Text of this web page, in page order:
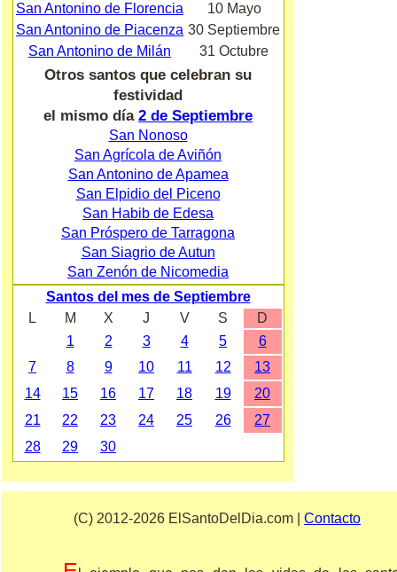
San Antonino de Florencia
10 Mayo
San Antonino de Piacenza 30 Septiembre
San Antonino de Milán
31 Octubre
Otros santos que celebran su
festividad
el mismo día 2 de Septiembre
San Nonoso
San Agrícola de Aviñón
San Antonino de Apamea
San Elpidio del Piceno
San Habib de Edesa
San Próspero de Tarragona
San Siagrio de Autun
San Zenón de Nicomedia
Santos del mes de Septiembre
L
M X J V S
D
1
2 3 4 5
6
7
8 9 10 11 12
13
14
15 16 17 18 19
20
21
22 23 24 25 26
27
28
29 30
(C) 2012-2026 ElSantoDelDia.com | Contacto